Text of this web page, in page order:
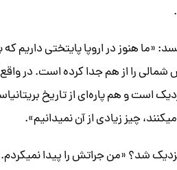
هنوز در اروپا پایتختی داریم
قبرس و قبرس شمالی را از هم جدا کرده است.
است و هم پاره‌ای از تاریخ
چیز زیادی از آن نمیدانیم».
شد؟ «من جراتش را پیدا